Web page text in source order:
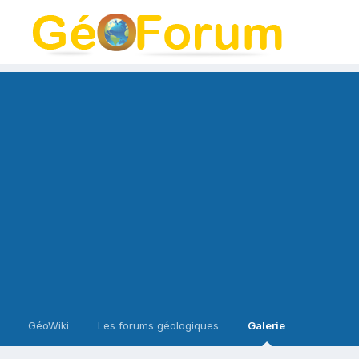
GéoWiki Les forums géologiques Galerie